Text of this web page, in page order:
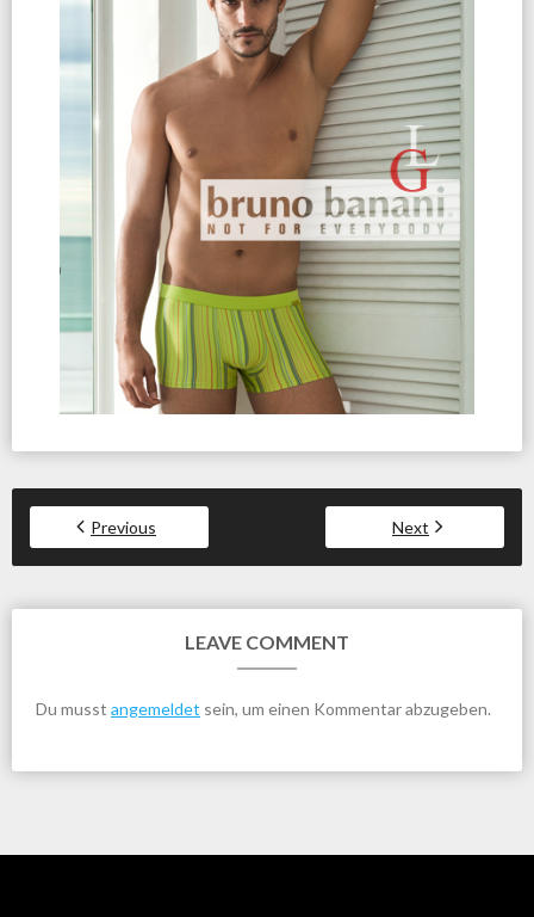
Previous Next
LEAVE COMMENT
Du musst angemeldet sein, um einen Kommentar abzugeben.